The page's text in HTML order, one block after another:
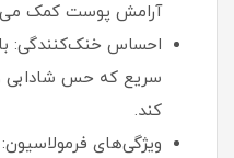
آرامش پوست کمک
احساس خنک‌کنندگی:
سریع که حس شادابی
کند.